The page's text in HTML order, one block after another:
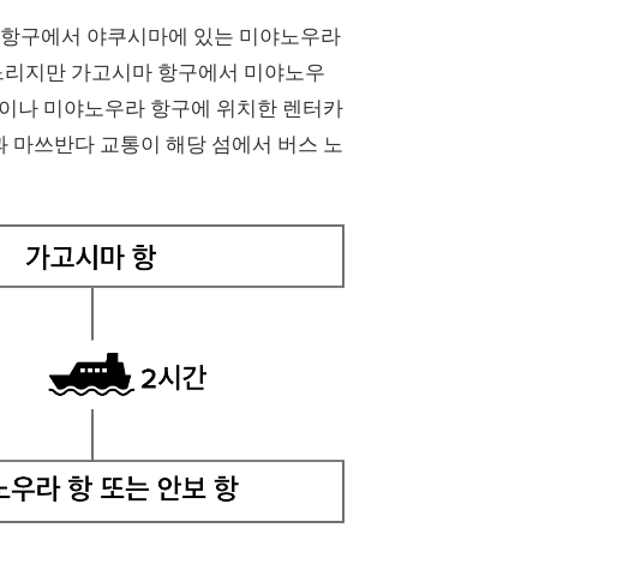
구에서 야쿠시마에 있는 미야노우라
지만 가고시마 항구에서 미야노우
나 미야노우라 항구에 위치한 렌터카
마쓰반다 교통이 해당 섬에서 버스 노